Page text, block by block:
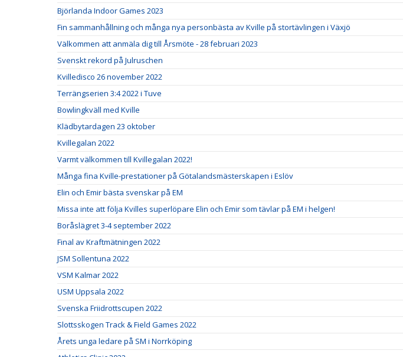
Björlanda Indoor Games 2023
Fin sammanhållning och många nya personbästa av Kville på stortävlingen i Växjö
Välkommen att anmäla dig till Årsmöte - 28 februari 2023
Svenskt rekord på Julruschen
Kvilledisco 26 november 2022
Terrängserien 3:4 2022 i Tuve
Bowlingkväll med Kville
Klädbytardagen 23 oktober
Kvillegalan 2022
Varmt välkommen till Kvillegalan 2022!
Många fina Kville-prestationer på Götalandsmästerskapen i Eslöv
Elin och Emir bästa svenskar på EM
Missa inte att följa Kvilles superlöpare Elin och Emir som tävlar på EM i helgen!
Boråslägret 3-4 september 2022
Final av Kraftmätningen 2022
JSM Sollentuna 2022
VSM Kalmar 2022
USM Uppsala 2022
Svenska Friidrottscupen 2022
Slottsskogen Track & Field Games 2022
Årets unga ledare på SM i Norrköping